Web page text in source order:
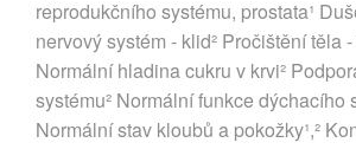
reprodukčního systému, prostata¹
nervový systém - klid² Pročištění těla
Normální hladina cukru v krvi²
systému² Normální funkce dýchacího
Normální stav kloubů a pokožky¹,²